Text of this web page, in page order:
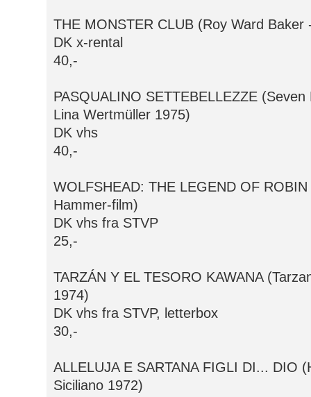
THE MONSTER CLUB (Roy Ward Baker
DK x-rental
40,-
PASQUALINO SETTEBELLEZZE
Lina Wertmüller 1975)
DK vhs
40,-
WOLFSHEAD: THE LEGEND OF
Hammer-film)
DK vhs fra STVP
25,-
TARZÁN Y EL TESORO KAWANA
1974)
DK vhs fra STVP, letterbox
30,-
ALLELUJA E SARTANA FIGLI DI... DIO
Siciliano 1972)